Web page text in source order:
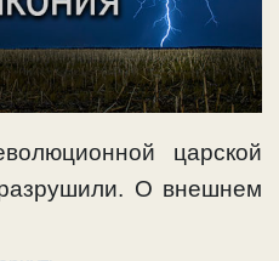
царской
О внешнем